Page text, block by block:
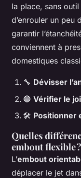
la place, sans
d’enrouler un peu
garantir
conviennent à
domestiques
🔧 Dévisser
🔵 Vérifier le
🛠 Positionner
Quelles
embout flexible ?
L’embout
déplacer le jet